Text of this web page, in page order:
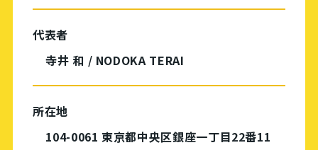
代表者
寺井 和 / NODOKA TERAI
所在地
104-0061 東京都中央区銀座⼀丁⽬22番11